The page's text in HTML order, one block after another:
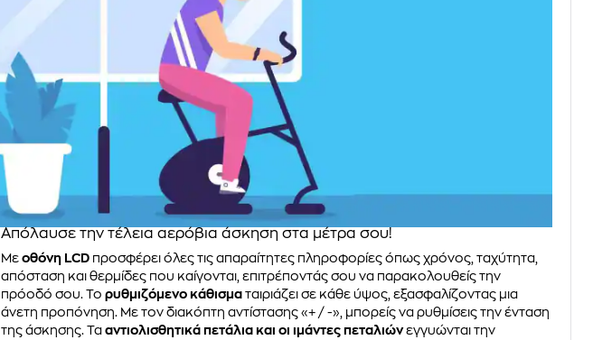
Απόλαυσε την τέλεια αερόβια άσκηση στα μέτρα σου!
Με οθόνη LCD προσφέρει όλες τις απαραίτητες πληροφορίες όπως χρόνος, ταχύτητα,
απόσταση και θερμίδες που καίγονται, επιτρέποντάς σου να παρακολουθείς την
πρόοδό σου. Το ρυθμιζόμενο κάθισμα ταιριάζει σε κάθε ύψος, εξασφαλίζοντας μια
άνετη προπόνηση. Με τον διακόπτη αντίστασης «+ / -», μπορείς να ρυθμίσεις την ένταση
της άσκησης. Τα αντιολισθητικά πετάλια και οι ιμάντες πεταλιώνεγγυώνται την